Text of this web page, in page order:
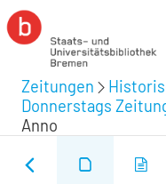
Zeitungen
Donnerstags
Anno